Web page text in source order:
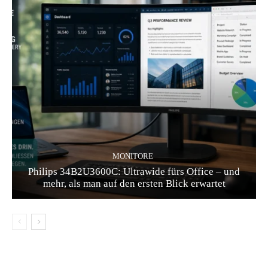
MONITORE
Philips 34B2U3600C: Ultrawide fürs Office – und
mehr, als man auf den ersten Blick erwartet